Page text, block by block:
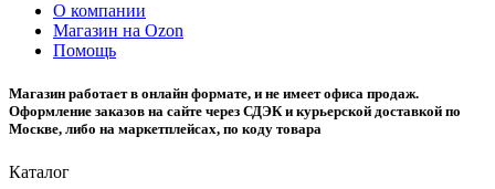
О компании
Магазин на Ozon
Помощь
Магазин работает в онлайн формате, и не имеет офиса продаж.
Оформление заказов на сайте через СДЭК и курьерской доставкой по
Москве, либо на маркетплейсах, по коду товара
Каталог